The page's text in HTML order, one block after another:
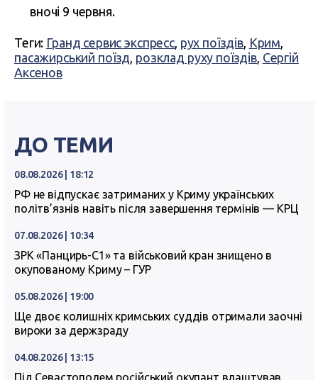
вночі 9 червня.
Теги: Гранд сервис экспресс, рух поїздів, Крим,
пасажирський поїзд, розклад руху поїздів, Сергій
Аксенов
ДО ТЕМИ
08.08.2026 | 18:12
РФ не відпускає затриманих у Криму українських
політв’язнів навіть після завершення термінів — КРЦ
07.08.2026 | 10:34
ЗРК «Панцирь-С1» та військовий кран знищено в
окупованому Криму – ГУР
05.08.2026 | 19:00
Ще двоє колишніх кримських суддів отримали заочні
вироки за держзраду
04.08.2026 | 13:15
Під Севастополем російський окупант влаштував